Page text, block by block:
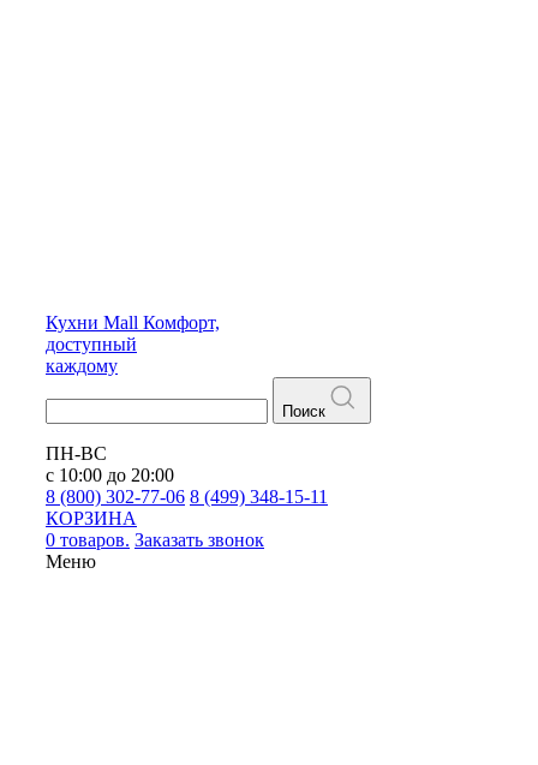
Кухни Mall Комфорт,
доступный
каждому
Поиск
ПН-ВС
с 10:00 до 20:00
8 (800) 302-77-06 8 (499) 348-15-11
КОРЗИНА
0 товаров. Заказать звонок
Меню